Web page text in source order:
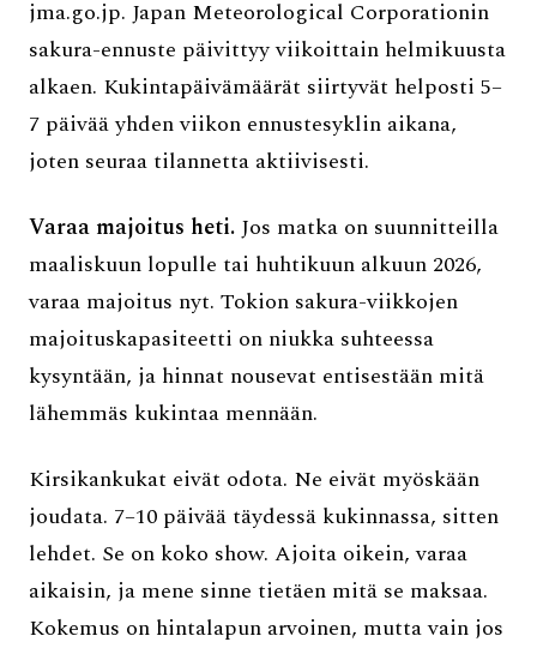
jma.go.jp. Japan Meteorological Corporationin
sakura-ennuste päivittyy viikoittain helmikuusta
alkaen. Kukintapäivämäärät siirtyvät helposti 5–
7 päivää yhden viikon ennustesyklin aikana,
joten seuraa tilannetta aktiivisesti.
Varaa majoitus heti. Jos matka on suunnitteilla
maaliskuun lopulle tai huhtikuun alkuun 2026,
varaa majoitus nyt. Tokion sakura-viikkojen
majoituskapasiteetti on niukka suhteessa
kysyntään, ja hinnat nousevat entisestään mitä
lähemmäs kukintaa mennään.
Kirsikankukat eivät odota. Ne eivät myöskään
joudata. 7–10 päivää täydessä kukinnassa, sitten
lehdet. Se on koko show. Ajoita oikein, varaa
aikaisin, ja mene sinne tietäen mitä se maksaa.
Kokemus on hintalapun arvoinen, mutta vain jos